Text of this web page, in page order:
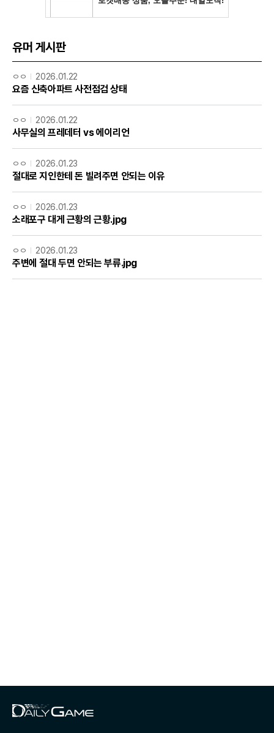
유머 게시판
ㅇㅇ 2026.01.22
요즘 신축아파트 사전점검 상태
ㅇㅇ 2026.01.22
사무실의 프레데터 vs 에이리언
ㅇㅇ 2026.01.23
절대로 지인한테 돈 빌려주면 안되는 이유
ㅇㅇ 2026.01.23
소래포구 대게 근황의 근황.jpg
ㅇㅇ 2026.01.23
주변에 절대 두면 안되는 부류.jpg